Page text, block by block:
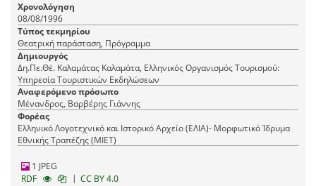
Χρονολόγηση
08/08/1996
Τύπος τεκμηρίου
Θεατρική παράσταση, Πρόγραμμα
Δημιουργός
Δη.Πε.Θέ. Καλαμάτας Καλαμάτα, Ελληνικός Οργανισμός Τουρισμού:
Υπηρεσία Τουριστικών Εκδηλώσεων
Αναφερόμενο πρόσωπο
Μένανδρος, Βαρβέρης Γιάννης
Φορέας
Ελληνικό Λογοτεχνικό και Ιστορικό Αρχείο (ΕΛΙΑ)- Μορφωτικό Ίδρυμα
Εθνικής Τραπέζης (ΜΙΕΤ)
1 JPEG
RDF
| CC BY 4.0